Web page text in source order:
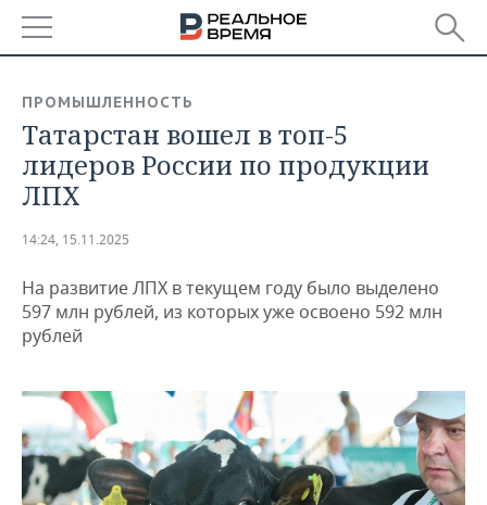
БАШКОРТОСТАН
ТАТАРСТАН
НОВОСТИ
АНАЛИТИКА
ДЕКЛАРАЦИИ О ДОХОДАХ
КОРОЛИ ГОСЗАКАЗА ПФО
КОМУ ПРИНАДЛЕЖАТ
ТОРГОВЫЕ ЦЕНТРЫ
ТАТАРСТАНА
НОВОСТИ ЭКОНОМИКИ
ФИНАНСЫ
БЮДЖЕТ
ИНВЕСТИЦИИ
ПРОМЫШЛЕННОСТЬ
НОВОСТИ
ПРОМЫШЛЕННОСТИ
АГРОПРОМ
МАШИНОСТРОЕНИЕ
НЕФТЕХИМИЯ
НЕДВИЖИМОСТЬ
НОВОСТИ АВТО
БИЗНЕС
НОВОСТИ БИЗНЕСА
ТЕХНОЛОГИИ
ПРОМЫШЛЕННОСТЬ
Татарстан вошел в топ-5
лидеров России по продукции
ЛПХ
14:24, 15.11.2025
На развитие ЛПХ в текущем году было выделено
597 млн рублей, из которых уже освоено 592 млн
рублей